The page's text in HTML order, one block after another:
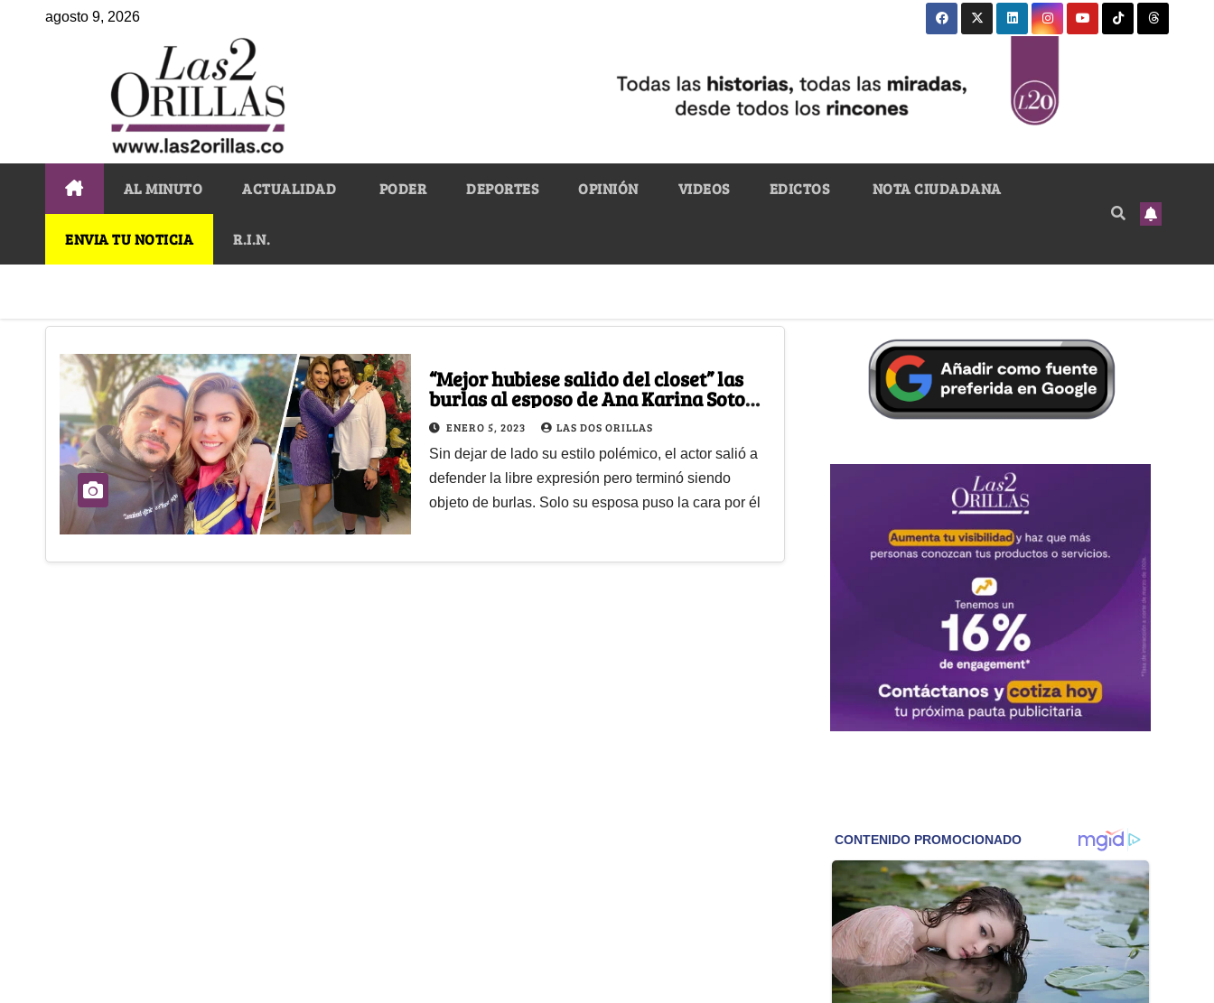
agosto 9, 2026
AL MINUTO ACTUALIDAD PODER DEPORTES OPINIÓN VIDEOS EDICTOS NOTA CIUDADANA
ENVIA TU NOTICIA R.I.N.
“Mejor hubiese salido del closet” las
burlas al esposo de Ana Karina Soto
por usar falda
ENERO 5, 2023 LAS DOS ORILLAS
Sin dejar de lado su estilo polémico, el actor salió a
defender la libre expresión pero terminó siendo
objeto de burlas. Solo su esposa puso la cara por él